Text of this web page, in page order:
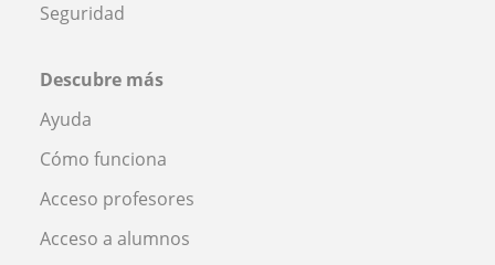
Seguridad
Descubre más
Ayuda
Cómo funciona
Acceso profesores
Acceso a alumnos